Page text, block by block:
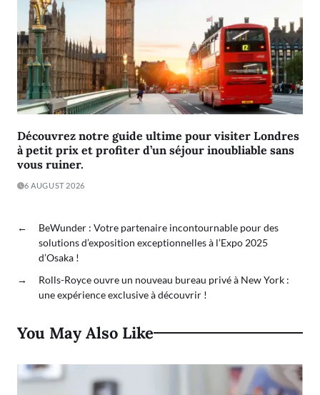
Découvrez notre guide ultime pour visiter Londres
à petit prix et profiter d’un séjour inoubliable sans
vous ruiner.
6 AUGUST 2026
←
BeWunder : Votre partenaire incontournable pour des
solutions d’exposition exceptionnelles à l’Expo 2025
d’Osaka !
→
Rolls-Royce ouvre un nouveau bureau privé à New York :
une expérience exclusive à découvrir !
You May Also Like